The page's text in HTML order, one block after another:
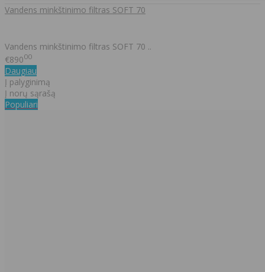
Vandens minkštinimo filtras SOFT 70
​Vandens minkštinimo filtras SOFT 70 ..
€89000
Daugiau
Į palyginimą
Į norų sąrašą
Populiari